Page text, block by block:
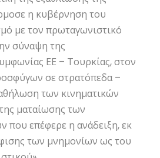
η κυβέρνηση του
με τον πρωταγωνιστικό
σύναψη της
ΕΕ – Τουρκίας, στον
σε στρατόπεδα –
των κινηματικών
ματαίωσης των
που επέφερε η ανάδειξη, εκ
των μνημονίων ως του